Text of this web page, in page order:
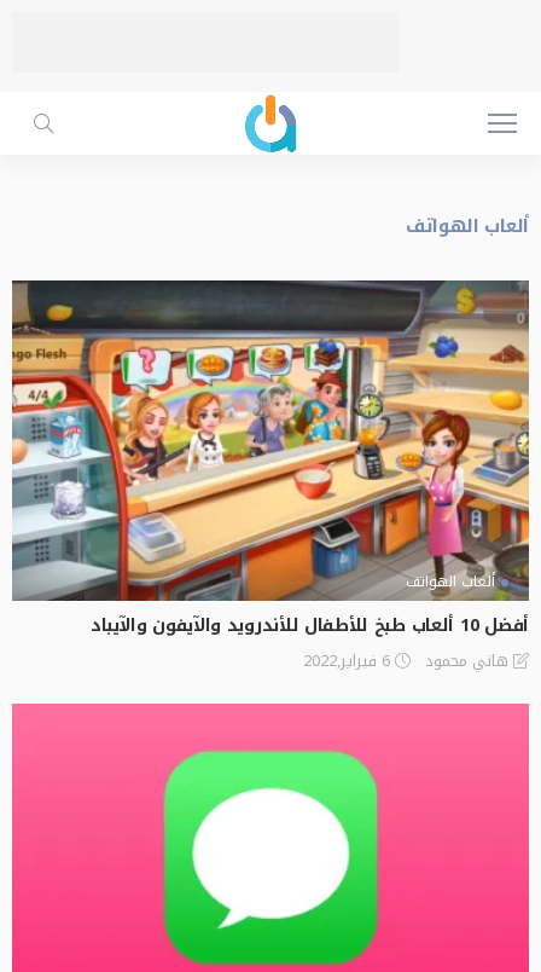
ألعاب الهواتف
ألعاب الهواتف
أفضل 10 ألعاب طبخ للأطفال للأندرويد والآيفون والآيباد
هاني محمود 6 فبراير,2022